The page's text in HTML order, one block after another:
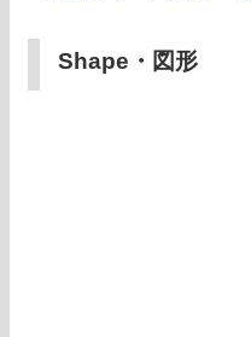
Shape・図形